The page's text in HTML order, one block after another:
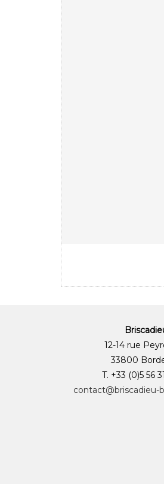
12-14 rue
33800
T. +33 (0)5 56
contact@briscadieu-